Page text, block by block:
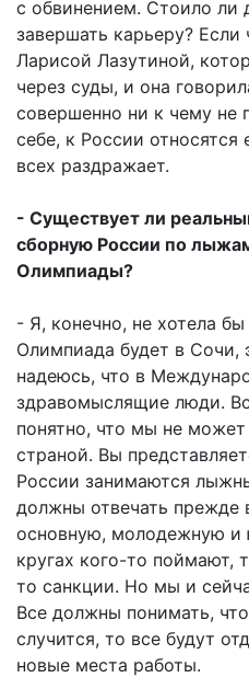
с обвинением. Стоило ли
завершать карьеру?
Ларисой Лазутиной,
через суды, и она
совершенно ни к чему не
себе, к России
всех раздражает.
- Существует ли
сборную России по
Олимпиады?
- Я, конечно, не хотела
Олимпиада будет в
надеюсь, что в
здравомыслящие люди.
понятно, что мы не может
страной. Вы
России занимаются
должны отвечать прежде
основную, молодежную и
кругах кого-то поймают,
то санкции. Но мы и
Все должны понимать,
случится, то все будут
новые места работы.